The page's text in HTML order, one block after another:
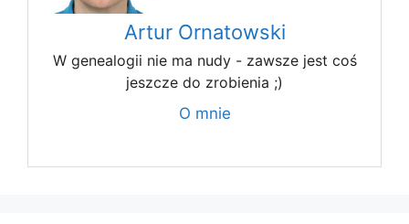
Artur Ornatowski
W genealogii nie ma nudy - zawsze jest coś
jeszcze do zrobienia ;)
O mnie